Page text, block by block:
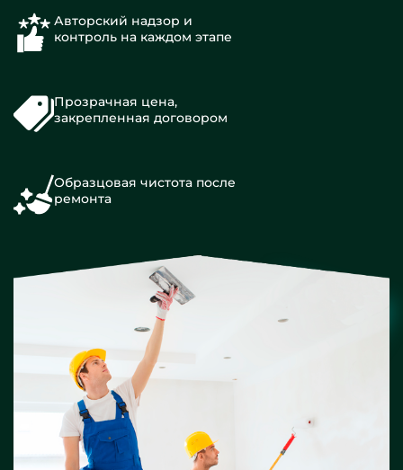
Авторский надзор и
контроль на каждом этапе
Прозрачная цена,
закрепленная договором
Образцовая чистота после
ремонта